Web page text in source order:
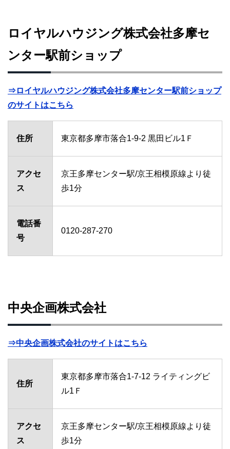
ロイヤルハウジング株式会社多摩セ
ンター駅前ショップ
⇒ロイヤルハウジング株式会社多摩センター駅前ショップ
のサイトはこちら
住所 東京都多摩市落合1-9-2 黒田ビル1Ｆ
アクセ
ス
京王多摩センター駅/京王相模原線より徒
歩1分
電話番
号
0120-287-270
中央企画株式会社
⇒中央企画株式会社のサイトはこちら
住所
東京都多摩市落合1-7-12 ライティングビ
ル1Ｆ
アクセ
ス
京王多摩センター駅/京王相模原線より徒
歩1分